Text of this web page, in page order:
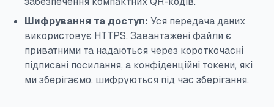
Шифрування та доступ: Уся передача даних
використовує HTTPS. Завантажені файли є
приватними та надаються через короткочасні
підписані посилання, а конфіденційні токени, які
ми зберігаємо, шифруються під час зберігання.